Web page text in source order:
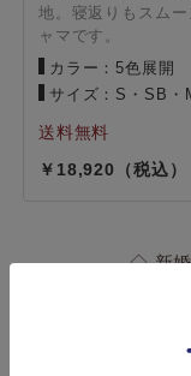
地。寝返りもスム
ャマです。
カラー：5色展開
サイズ：S・SB・
18,920
◇ 新
モダン